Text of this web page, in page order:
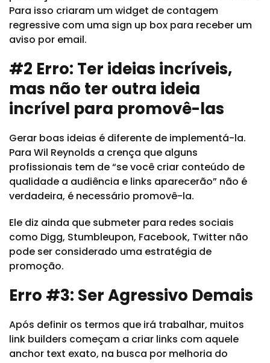
Para isso criaram um widget de contagem
regressive com uma sign up box para receber um
aviso por email.
#2 Erro: Ter ideias incríveis,
mas não ter outra ideia
incrível para promovê-las
Gerar boas ideias é diferente de implementá-la.
Para Wil Reynolds a crença que alguns
profissionais tem de “se você criar conteúdo de
qualidade a audiência e links aparecerão” não é
verdadeira, é necessário promovê-la.
Ele diz ainda que submeter para redes sociais
como Digg, Stumbleupon, Facebook, Twitter não
pode ser considerado uma estratégia de
promoção.
Erro #3: Ser Agressivo Demais
Após definir os termos que irá trabalhar, muitos
link builders começam a criar links com aquele
anchor text exato, na busca por melhoria do